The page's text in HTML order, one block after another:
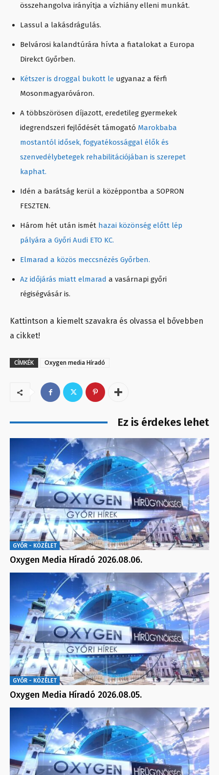
összehangolva irányítja a vízhiány elleni munkát.
Lassul a lakásdrágulás.
Belvárosi kalandtúrára hívta a fiatalokat a Europa
Direkct Győrben.
Kétszer is droggal bukott le ugyanaz a férfi
Mosonmagyaróváron.
A többszörösen díjazott, eredetileg gyermekek
idegrendszeri fejlődését támogató Marokbaba
mostantól idősek, fogyatékossággal élők és
szenvedélybetegek rehabilitációjában is szerepet
kaphat.
Idén a barátság kerül a középpontba a SOPRON
FESZTEN.
Három hét után ismét hazai közönség előtt lép
pályára a Győri Audi ETO KC.
Elmarad a közös meccsnézés Győrben.
Az időjárás miatt elmarad a vasárnapi győri
régiségvásár is.
Kattintson a kiemelt szavakra és olvassa el bővebben
a cikket!
CÍMKÉK Oxygen media Híradó
Ez is érdekes lehet
GYŐR - KÖZÉLET
Oxygen Media Híradó 2026.08.06.
GYŐR - KÖZÉLET
Oxygen Media Híradó 2026.08.05.